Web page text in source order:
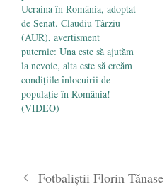
Ucraina în România, adoptat
de Senat. Claudiu Târziu
(AUR), avertisment
puternic: Una este să ajutăm
la nevoie, alta este să creăm
condițiile înlocuirii de
populație în România!
(VIDEO)
Fotbaliștii Florin